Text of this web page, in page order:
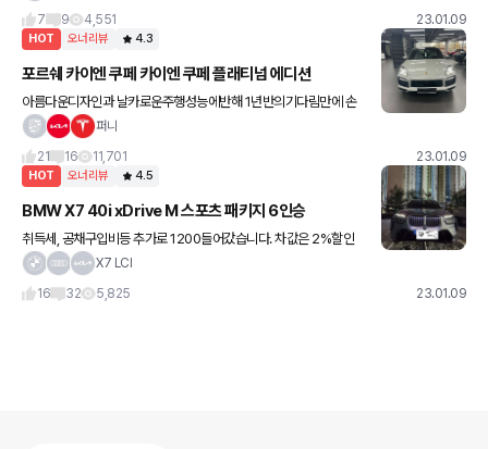
7
9 4,551 23.01.09
HOT 오너리뷰 4.3
포르쉐 카이엔 쿠페 카이엔 쿠페 플래티넘 에디션
아름다운디자인과 날카로운주행성능에반해 1년반의기다림만에 손
에쥐게되엇네요. 아직 길들이기중이라 성능발휘는 해보지못해봐서
퍼니
21
16 11,701 23.01.09
HOT 오너리뷰 4.5
BMW X7 40i xDrive M 스포츠 패키지 6인승
취득세, 공채구입비등 추가로 1200들어갔습니다. 차값은 2%할인
받은 가격입니다. 이번에 페이스리프트된 신형이고 페리되는 디자인
선도
X7 LCI
16
32 5,825 23.01.09